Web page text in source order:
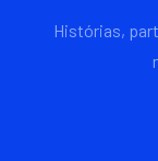
Histórias,